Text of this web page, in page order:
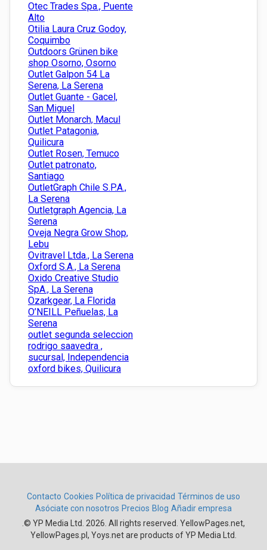
Otec Trades Spa., Puente
Alto
Otilia Laura Cruz Godoy,
Coquimbo
Outdoors Grünen bike
shop Osorno, Osorno
Outlet Galpon 54 La
Serena, La Serena
Outlet Guante - Gacel,
San Miguel
Outlet Monarch, Macul
Outlet Patagonia,
Quilicura
Outlet Rosen, Temuco
Outlet patronato,
Santiago
OutletGraph Chile S.P.A.,
La Serena
Outletgraph Agencia, La
Serena
Oveja Negra Grow Shop,
Lebu
Ovitravel Ltda., La Serena
Oxford S.A., La Serena
Oxido Creative Studio
SpA., La Serena
Ozarkgear, La Florida
O’NEILL Peñuelas, La
Serena
outlet segunda seleccion
rodrigo saavedra ,
sucursal, Independencia
oxford bikes, Quilicura
Contacto Cookies Política de privacidad Términos de uso
Asóciate con nosotros Precios Blog Añadir empresa
© YP Media Ltd. 2026. All rights reserved. YellowPages.net,
YellowPages.pl, Yoys.net are products of YP Media Ltd.